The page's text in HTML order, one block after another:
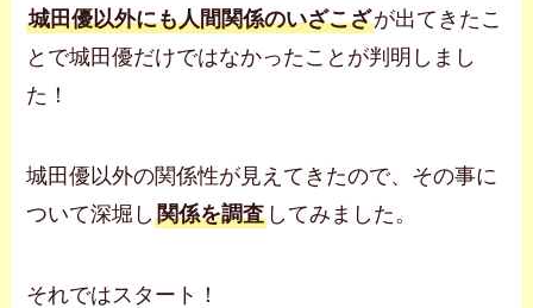
城田優以外にも人間関係のいざこざが出てきたこ
とで城田優だけではなかったことが判明しまし
た！
城田優以外の関係性が見えてきたので、その事に
ついて深堀し関係を調査 してみました。
それではスタート！